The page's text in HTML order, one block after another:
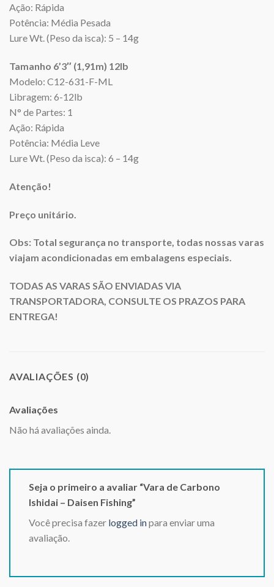
Ação: Rápida
Potência: Média Pesada
Lure Wt. (Peso da isca): 5 – 14g
Tamanho 6’3″ (1,91m) 12lb
Modelo: C12-631-F-ML
Libragem: 6-12lb
N° de Partes: 1
Ação: Rápida
Potência: Média Leve
Lure Wt. (Peso da isca): 6 – 14g
Atenção!
Preço unitário.
Obs: Total segurança no transporte, todas nossas varas
viajam acondicionadas em embalagens especiais.
TODAS AS VARAS SÃO ENVIADAS VIA
TRANSPORTADORA, CONSULTE OS PRAZOS PARA
ENTREGA!
AVALIAÇÕES (0)
Avaliações
Não há avaliações ainda.
Seja o primeiro a avaliar “Vara de Carbono
Ishidai – Daisen Fishing”
Você precisa fazer logged inpara enviar uma
avaliação.